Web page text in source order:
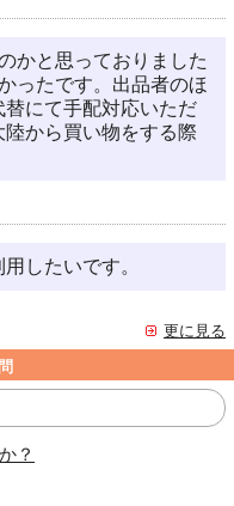
かと思っておりました
ったです。出品者のほ
にて手配対応いただ
から買い物をする際
したいです。
更に見る
？